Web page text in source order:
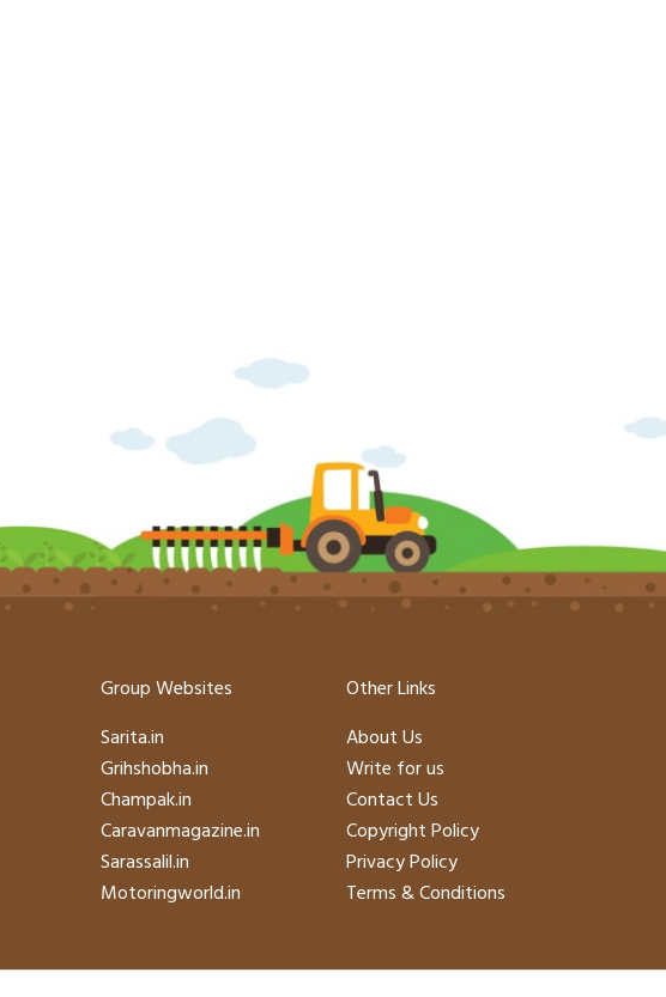
Group Websites
Sarita.in
Grihshobha.in
Champak.in
Caravanmagazine.in
Sarassalil.in
Motoringworld.in
Other Links
About Us
Write for us
Contact Us
Copyright Policy
Privacy Policy
Terms & Conditions